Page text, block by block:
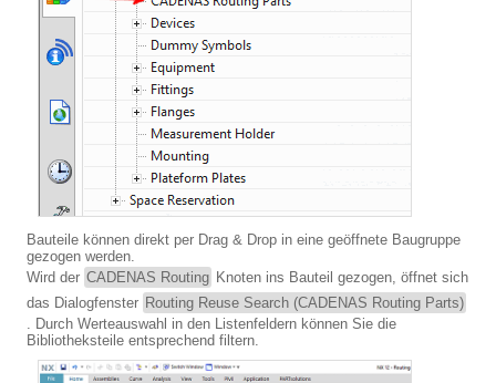
Bauteile können direkt per Drag & Drop in eine geöffnete Baugruppe
gezogen werden.
Wird der CADENAS Routing Knoten ins Bauteil gezogen, öffnet sich
das Dialogfenster Routing Reuse Search (CADENAS Routing Parts)
. Durch Werteauswahl in den Listenfeldern können Sie die
Bibliotheksteile entsprechend filtern.